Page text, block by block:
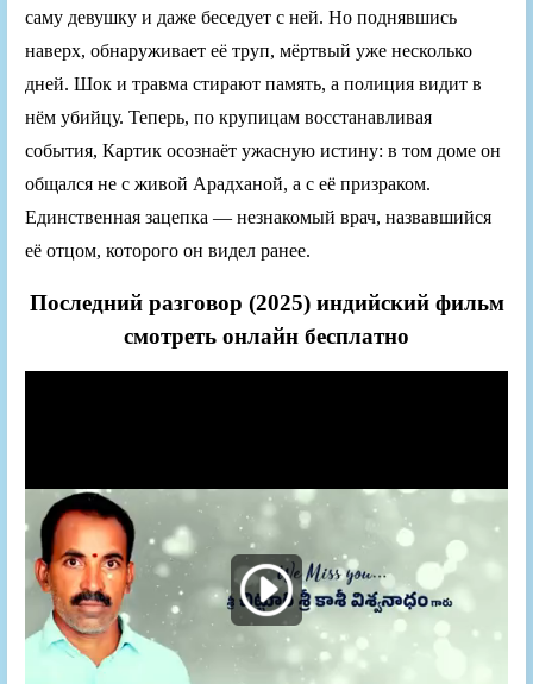
саму девушку и даже беседует с ней. Но поднявшись
наверх, обнаруживает её труп, мёртвый уже несколько
дней. Шок и травма стирают память, а полиция видит в
нём убийцу. Теперь, по крупицам восстанавливая
события, Картик осознаёт ужасную истину: в том доме он
общался не с живой Арадханой, а с её призраком.
Единственная зацепка — незнакомый врач, назвавшийся
её отцом, которого он видел ранее.
Последний разговор (2025) индийский фильм
смотреть онлайн бесплатно